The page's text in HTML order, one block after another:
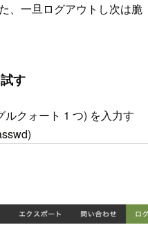
、一旦ログアウトし次は脆
す
クォート 1 つ) を入力す